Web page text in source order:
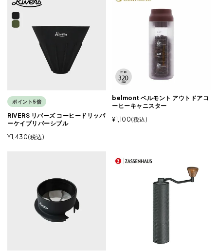
ポイント5倍
RIVERS リバーズ コーヒードリッパ
ーケイブリバーシブル
¥1,430 税込
belmont ベルモント アウトドアコ
ーヒーキャニスター
¥1,100 税込